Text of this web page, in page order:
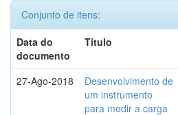
Conjunto de itens:
Data do
documento
Título
27-Ago-2018
Desenvolvimento de
um instrumento
para medir a carga